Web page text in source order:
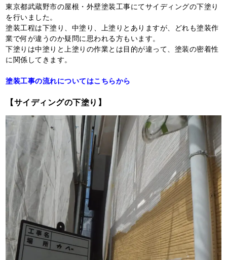
東京都武蔵野市の屋根・外壁塗装工事にてサイディングの下塗り
を行いました。
塗装工程は下塗り、中塗り、上塗りとありますが、どれも塗装作
業で何が違うのか疑問に思われる方もいます。
下塗りは中塗りと上塗りの作業とは目的が違って、塗装の密着性
に関係してきます。
塗装工事の流れについてはこちらから
【サイディングの下塗り】